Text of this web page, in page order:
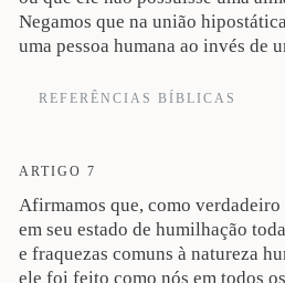
Negamos que na união
uma pessoa humana ao invés de
REFERÊNCIAS BÍBLICAS
invisíveis, sejam tronos, sejam soberanias,
2Co 4:4-6; Ef 4:20-24; Hb 1:3-4.
ARTIGO 7
Afirmamos que, como
em seu estado de humilhação
e fraquezas comuns à natureza
ele foi feito como nós em todos